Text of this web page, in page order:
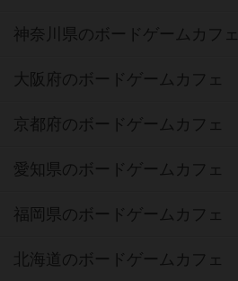
神奈川県のボードゲームカフェ
大阪府のボードゲームカフェ
京都府のボードゲームカフェ
愛知県のボードゲームカフェ
福岡県のボードゲームカフェ
北海道のボードゲームカフェ